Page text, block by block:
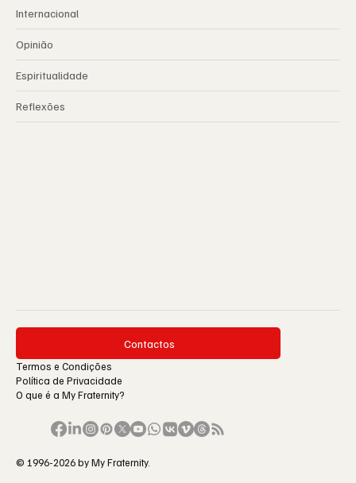
Internacional
Opinião
Espiritualidade
Reflexões
Contactos
Termos e Condições
Política de Privacidade
O que é a My Fraternity?
© 1996-2026 by My Fraternity.